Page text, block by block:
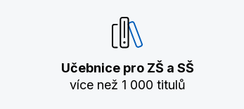
Učebnice pro ZŠ a SŠ
více než 1 000 titulů